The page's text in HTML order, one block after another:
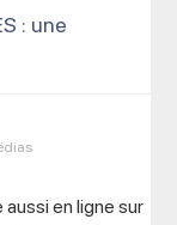
: une
en ligne sur